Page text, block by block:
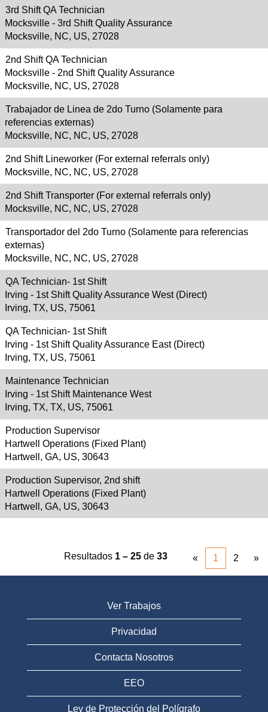
3rd Shift QA Technician
Mocksville - 3rd Shift Quality Assurance
Mocksville, NC, US, 27028
2nd Shift QA Technician
Mocksville - 2nd Shift Quality Assurance
Mocksville, NC, US, 27028
Trabajador de Linea de 2do Turno (Solamente para
referencias externas)
Mocksville, NC, NC, US, 27028
2nd Shift Lineworker (For external referrals only)
Mocksville, NC, NC, US, 27028
2nd Shift Transporter (For external referrals only)
Mocksville, NC, NC, US, 27028
Transportador del 2do Turno (Solamente para referencias
externas)
Mocksville, NC, NC, US, 27028
QA Technician- 1st Shift
Irving - 1st Shift Quality Assurance West (Direct)
Irving, TX, US, 75061
QA Technician- 1st Shift
Irving - 1st Shift Quality Assurance East (Direct)
Irving, TX, US, 75061
Maintenance Technician
Irving - 1st Shift Maintenance West
Irving, TX, TX, US, 75061
Production Supervisor
Hartwell Operations (Fixed Plant)
Hartwell, GA, US, 30643
Production Supervisor, 2nd shift
Hartwell Operations (Fixed Plant)
Hartwell, GA, US, 30643
Resultados 1 – 25 de 33 « 1 2 »
Ver Trabajos
Privacidad
Contacta Nosotros
EEO
Ley de Protección del Polígrafo